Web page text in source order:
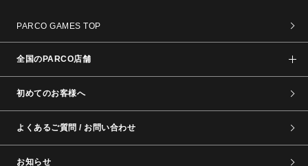
PARCO GAMES TOP
全国のPARCO店舗
初めてのお客様へ
よくあるご質問 / お問い合わせ
お知らせ